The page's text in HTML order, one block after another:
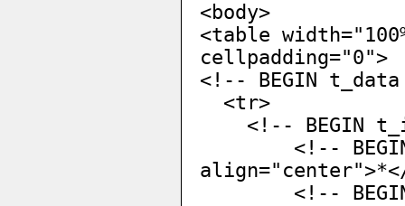
<body>
<table
cellpadding="0">
<!-- BEGIN
<tr>
<!-- BEGIN
<!-- BEGIN
<!-- BEGIN